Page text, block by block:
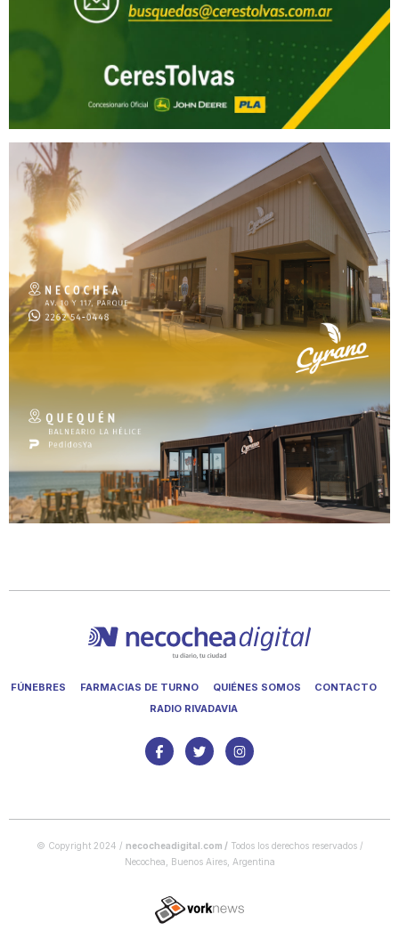
FÚNEBRES FARMACIAS DE TURNO QUIÉNES SOMOS
CONTACTO
RADIO RIVADAVIA
© Copyright 2024 / necocheadigital.com /Todos los derechos reservados /
Necochea, Buenos Aires, Argentina